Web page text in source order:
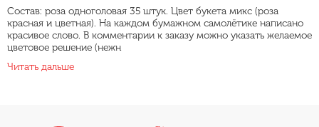
Состав: роза одноголовая 35 штук. Цвет букета микс (роза
красная и цветная). На каждом бумажном самолётике написано
красивое слово. В комментарии к заказу можно указать желаемое
цветовое решение (нежн
Читать дальше